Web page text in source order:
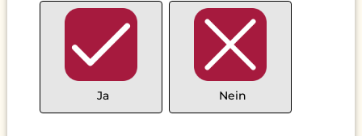
Ja Nein